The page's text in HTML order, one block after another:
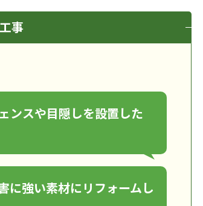
事
ンスや目隠しを設置した
に強い素材にリフォームし